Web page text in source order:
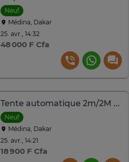
Neuf
Médina, Dakar
25. avr., 14:32
48 000 F Cfa
Tente automatique 2m/2M 6 place
Neuf
Médina, Dakar
25. avr., 14:21
18 900 F Cfa